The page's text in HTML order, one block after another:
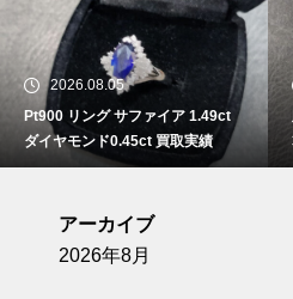
2026.08.05
Pt900 リング サファイア 1.49ct
ダイヤモンド0.45ct 買取実績
アーカイブ
2026年8月